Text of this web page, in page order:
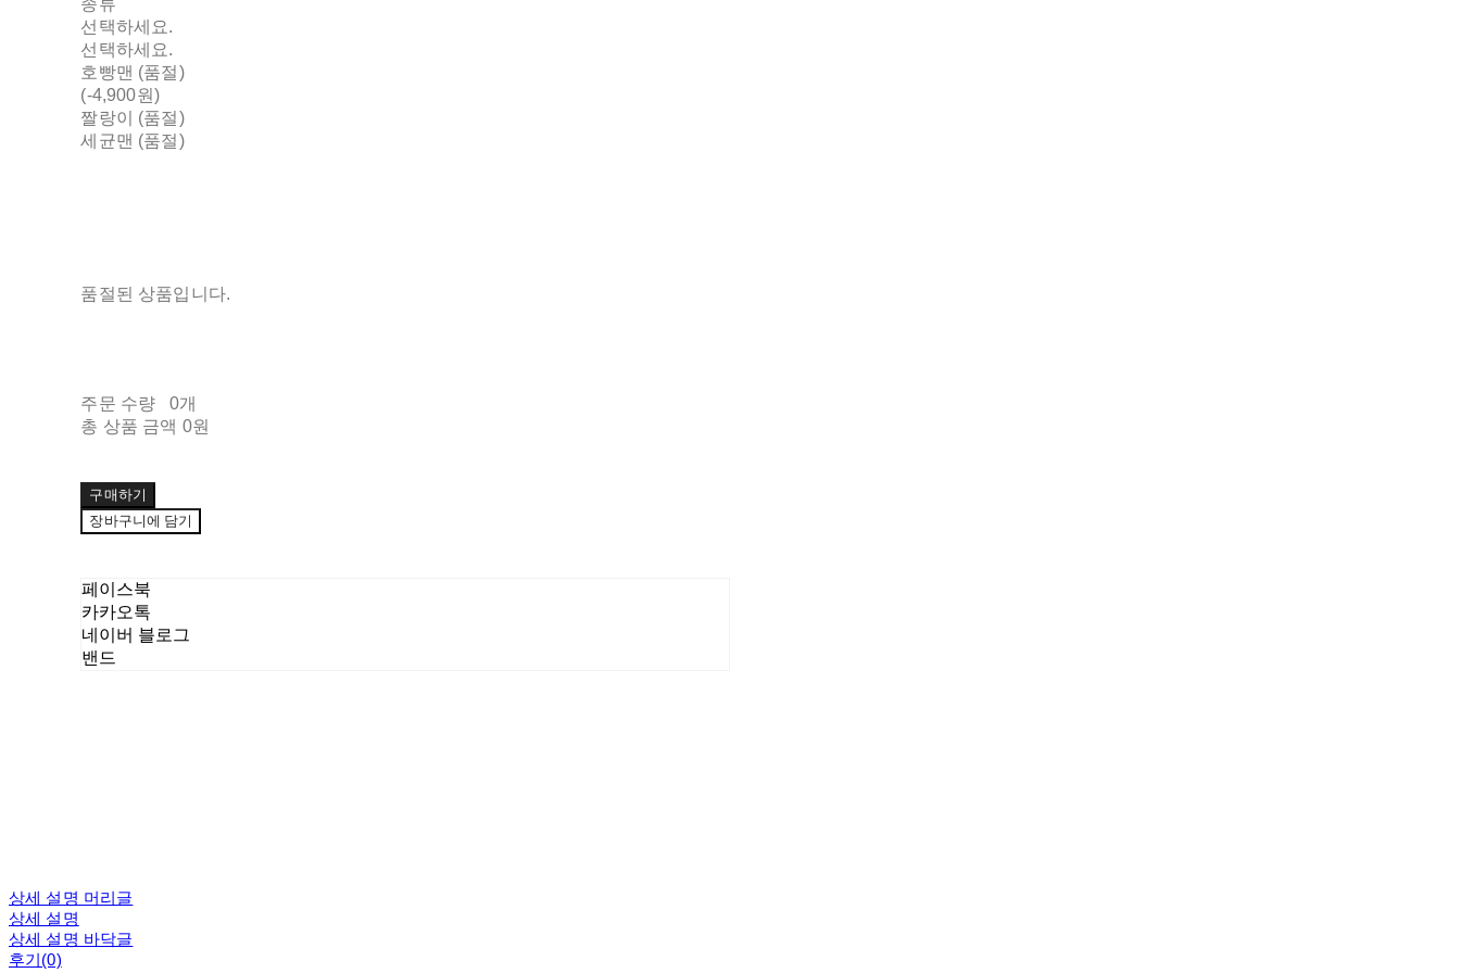
종류
선택하세요.
선택하세요.
호빵맨 (품절)
(-4,900원)
짤랑이 (품절)
세균맨 (품절)
품절된 상품입니다.
주문 수량
0개
총 상품 금액 0원
구매하기
장바구니에 담기
페이스북
카카오톡
네이버 블로그
밴드
상세 설명 머리글
상세 설명
상세 설명 바닥글
후기(0)